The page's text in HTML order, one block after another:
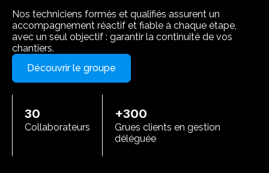
Nos techniciens formés et qualifiés assurent un
accompagnement réactif et fiable à chaque étape,
avec un seul objectif : garantir la continuité de vos
chantiers.
Découvrir le groupe
30
Collaborateurs
+300
Grues clients en gestion
déléguée